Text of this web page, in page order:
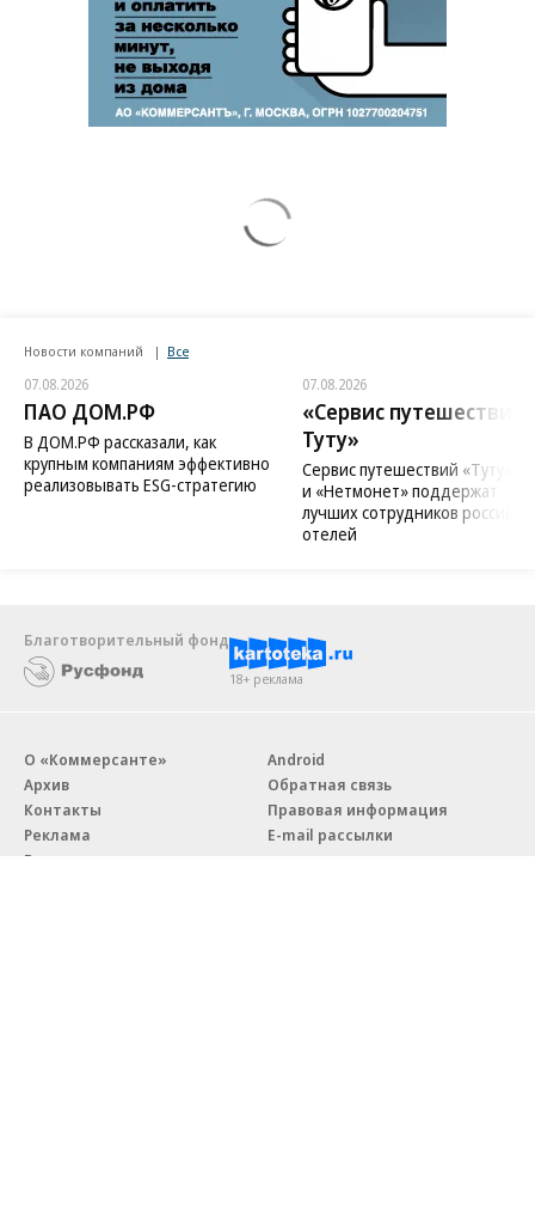
Новости компаний Все
07.08.2026
ПАО ДОМ.РФ
В ДОМ.РФ рассказали, как
крупным компаниям эффективно
реализовывать ESG-стратегию
07.08.2026
«Сервис путешествий
Туту»
Сервис путешествий «Туту»
и «Нетмонет» поддержат
лучших сотрудников
отелей
Благотворительный фонд
18+ реклама
О «Коммерсанте»
Архив
Контакты
Реклама
Вакансии
Android
Обратная связь
Правовая информация
E-mail рассылки